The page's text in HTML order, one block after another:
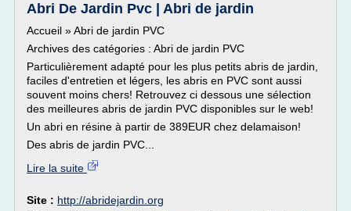
Abri De Jardin Pvc | Abri de jardin
Accueil » Abri de jardin PVC
Archives des catégories : Abri de jardin PVC
Particulièrement adapté pour les plus petits abris de jardin,
faciles d'entretien et légers, les abris en PVC sont aussi
souvent moins chers! Retrouvez ci dessous une sélection
des meilleures abris de jardin PVC disponibles sur le web!
Un abri en résine à partir de 389EUR chez delamaison!
Des abris de jardin PVC...
Lire la suite
Site : http://abridejardin.org